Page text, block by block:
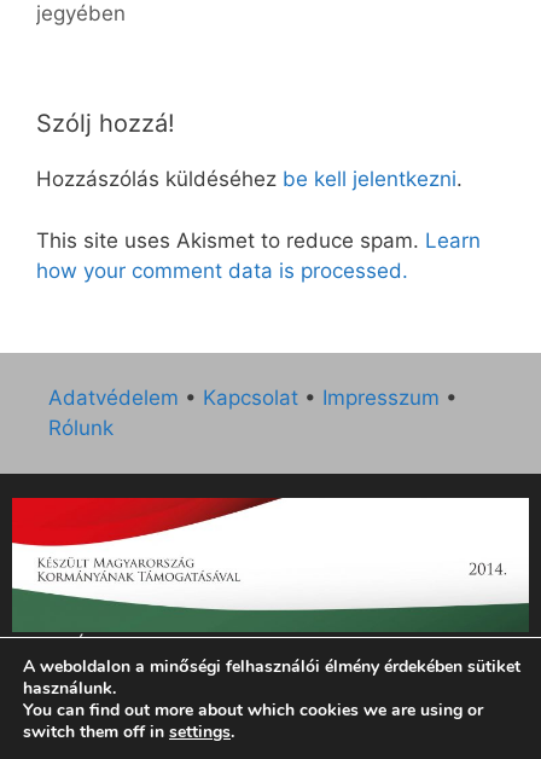
jegyében
Szólj hozzá!
Hozzászólás küldéséhez be kell jelentkezni.
This site uses Akismet to reduce spam. Learn
how your comment data is processed.
Adatvédelem • Kapcsolat • Impresszum •
Rólunk
„Az Új Ember katolikus hetilap 2014. évi működésének
támogatását az EGYH-KCP-14-P-0121 sz. támogatási
szerződés keretében 3 000 000 Ft összegben támogatta az
Emberi Erőforrások Minisztériuma.”
A weboldalon a minőségi felhasználói élmény érdekében sütiket
használunk.
You can find out more about which cookies we are using or
switch them off in settings.